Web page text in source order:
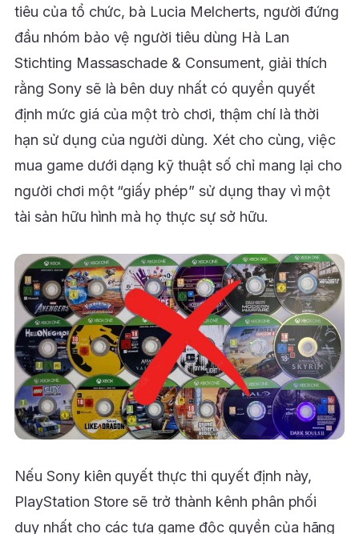
tiêu của tổ chức, bà Lucia Melcherts, người đứng
đầu nhóm bảo vệ người tiêu dùng Hà Lan
Stichting Massaschade & Consument, giải thích
rằng Sony sẽ là bên duy nhất có quyền quyết
định mức giá của một trò chơi, thậm chí là thời
hạn sử dụng của người dùng. Xét cho cùng, việc
mua game dưới dạng kỹ thuật số chỉ mang lại cho
người chơi một “giấy phép” sử dụng thay vì một
tài sản hữu hình mà họ thực sự sở hữu.
Nếu Sony kiên quyết thực thi quyết định này,
PlayStation Store sẽ trở thành kênh phân phối
duy nhất cho các tựa game độc quyền của hãng